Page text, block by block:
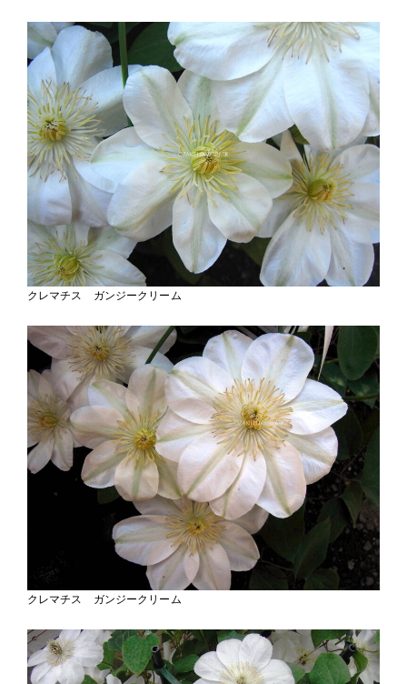
クレマチス ガンジークリーム
クレマチス ガンジークリーム